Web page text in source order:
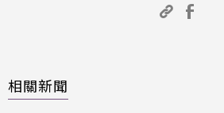
相關新聞